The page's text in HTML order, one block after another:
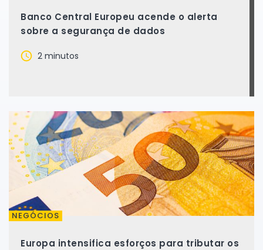
Banco Central Europeu acende o alerta
sobre a segurança de dados
2 minutos
NEGÓCIOS
Europa intensifica esforços para tributar os